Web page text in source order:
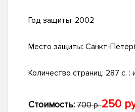
Год защиты: 2002
Место защиты: Санкт-
Количество страниц: 287 с. :
Стоимость: 700 р.250